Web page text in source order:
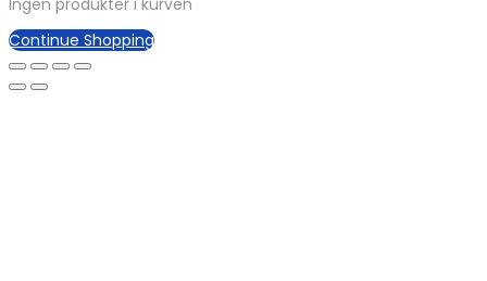
Continue Shopping